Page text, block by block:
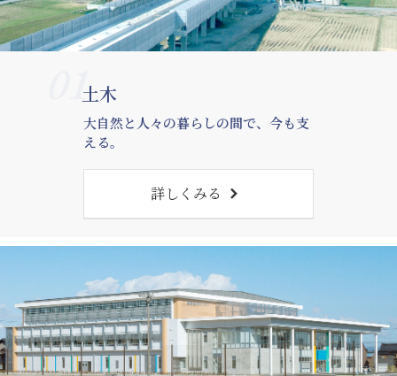
01土木
大自然と人々の暮らしの間で、今も支
える。
詳しくみる